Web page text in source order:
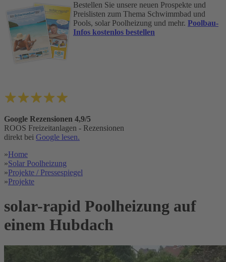
Bestellen Sie unsere neuen Prospekte und
Preislisten zum Thema Schwimmbad und
Pools, solar Poolheizung und mehr. Poolbau-
Infos kostenlos bestellen
Google Rezensionen 4,9/5
ROOS Freizeitanlagen - Rezensionen
direkt bei Google lesen.
»Home
»Solar Poolheizung
»Projekte / Pressespiegel
»Projekte
solar-rapid Poolheizung auf
einem Hubdach